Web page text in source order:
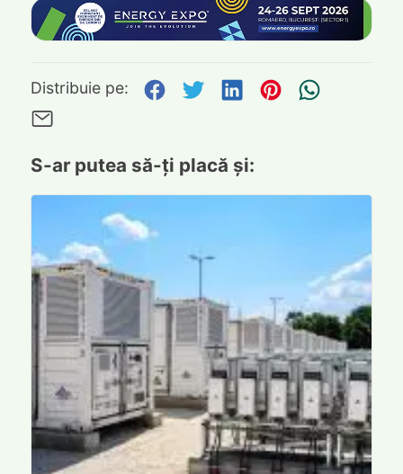
Distribuie pe: Distribuie pe Facebook
Distribuie pe
Distribuie pe
Distribuie
S-ar putea să-ți placă și: